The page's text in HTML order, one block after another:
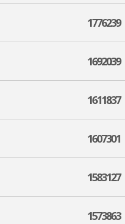
1776239
1692039
1611837
1607301
1583127
1573863